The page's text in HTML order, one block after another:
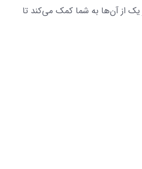
تبریک روز جهانی مادر است که هر یک از آن‌ها به شما کمک می‌کند تا